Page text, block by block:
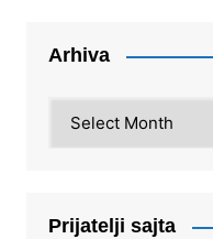
Arhiva
Prijatelji sajta